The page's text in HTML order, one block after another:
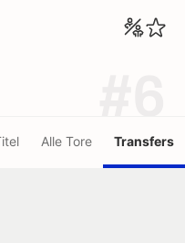
Alle Tore Transfers